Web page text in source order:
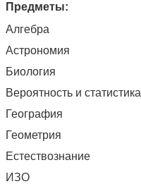
Предметы:
Алгебра
Астрономия
Биология
Вероятность и статистика
География
Геометрия
Естествознание
ИЗО